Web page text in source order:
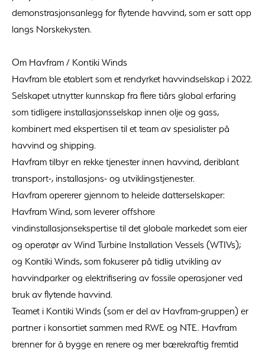
demonstrasjonsanlegg for flytende havvind, som er satt opp
langs Norskekysten.
Om Havfram / Kontiki Winds
Havfram ble etablert som et rendyrket havvindselskap i 2022.
Selskapet utnytter kunnskap fra flere tiårs global erfaring
som tidligere installasjonsselskap innen olje og gass,
kombinert med ekspertisen til et team av spesialister på
havvind og shipping.
Havfram tilbyr en rekke tjenester innen havvind, deriblant
transport-, installasjons- og utviklingstjenester.
Havfram opererer gjennom to heleide datterselskaper:
Havfram Wind, som leverer offshore
vindinstallasjonsekspertise til det globale markedet som eier
og operatør av Wind Turbine Installation Vessels (WTIVs);
og Kontiki Winds, som fokuserer på tidlig utvikling av
havvindparker og elektrifisering av fossile operasjoner ved
bruk av flytende havvind.
Teamet i Kontiki Winds (som er del av Havfram-gruppen) er
partner i konsortiet sammen med RWE og NTE. Havfram
brenner for å bygge en renere og mer bærekraftig fremtid